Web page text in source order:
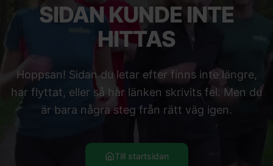
SIDAN KUNDE INTE
HITTAS
Hoppsan! Sidan du letar efter finns inte längre,
har flyttat, eller så har länken skrivits fel. Men du
är bara några steg från rätt väg igen.
Till startsidan